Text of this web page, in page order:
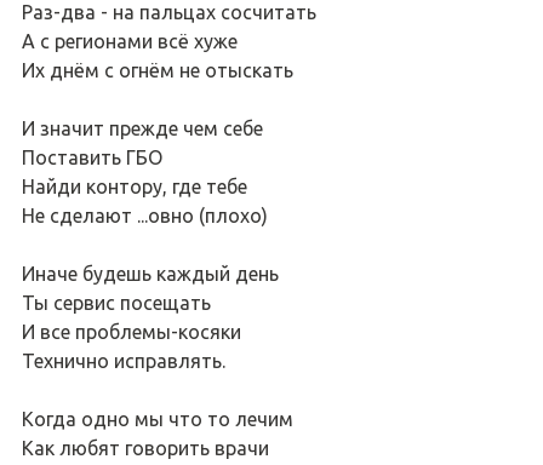
Раз-два - на пальцах сосчитать
А с регионами всё хуже
Их днём с огнём не отыскать
И значит прежде чем себе
Поставить ГБО
Найди контору, где тебе
Не сделают ...овно (плохо)
Иначе будешь каждый день
Ты сервис посещать
И все проблемы-косяки
Технично исправлять.
Когда одно мы что то лечим
Как любят говорить врачи